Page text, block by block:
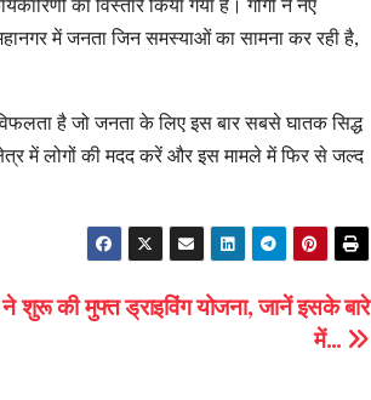
का विस्तार किया गया है। गोगी ने नए
में जनता जिन समस्याओं का सामना कर रही है,
है जो जनता के लिए इस बार सबसे घातक सिद्ध
में लोगों की मदद करें और इस मामले में फिर से जल्द
शुरू की मुफ्त ड्राइविंग योजना, जानें इसके बारे
में…